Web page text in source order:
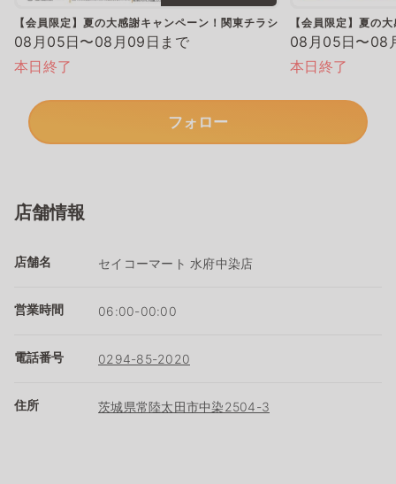
【会員限定】夏の大感謝キャンペーン！関東チラシ
08月05日〜08月09日まで
本日終了
【会員限定】夏の
08月05日〜08
本日終了
フォロー
店舗情報
店舗名 セイコーマート 水府中染店
営業時間 06:00-00:00
電話番号 0294-85-2020
住所 茨城県常陸太田市中染2504-3